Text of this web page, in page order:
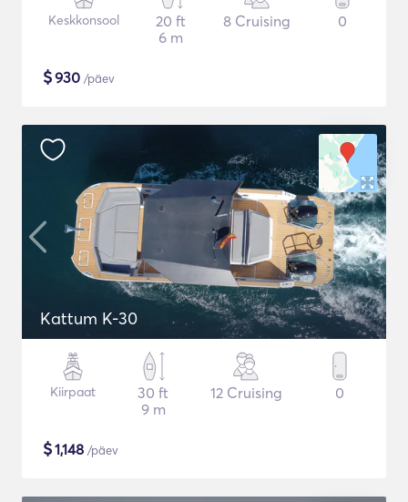
Keskkonsool
20 ft
6 m
8 Cruising 0
$930 /päev
Kattum K-30
Kiirpaat
30 ft
9 m
12 Cruising 0
$1,148 /päev